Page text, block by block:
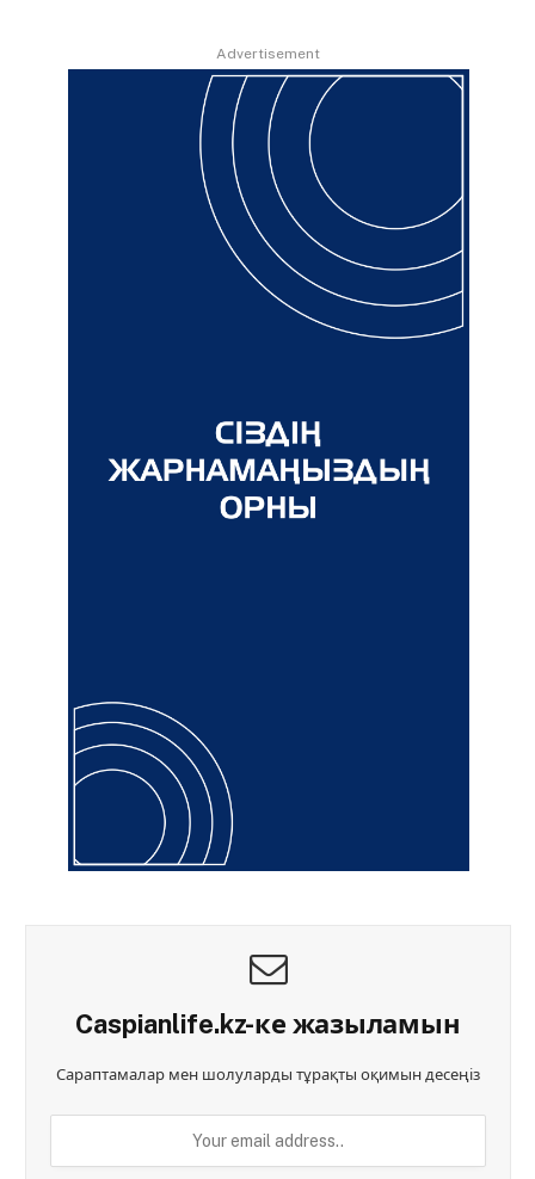
Advertisement
Caspianlife.kz-ке жазыламын
Сараптамалар мен шолуларды тұрақты оқимын десеңіз